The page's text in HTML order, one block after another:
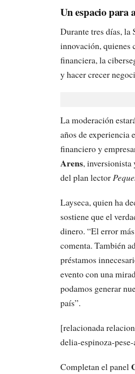
Un espacio para
Durante tres días, la
innovación, quienes
financiera, la
y hacer crecer
La moderación
años de experiencia
financiero y
Arens, inversionista
del plan lector
Layseca, quien ha
sostiene que el
dinero. “El error
comenta. También
préstamos
evento con una
podamos generar
país”.
[relacionada
delia-espinoza-
Completan el panel